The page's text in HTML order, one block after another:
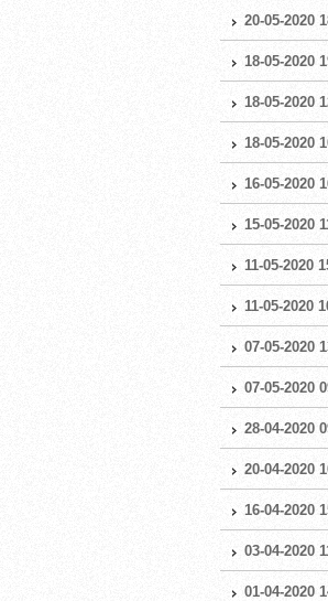
20-05-2020
18-05-2020
18-05-2020
18-05-2020
16-05-2020
15-05-2020
11-05-2020
11-05-2020
07-05-2020
07-05-2020
28-04-2020
20-04-2020
16-04-2020
03-04-2020
01-04-2020